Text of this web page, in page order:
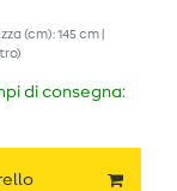
(cm): 145 cm |
)
di consegna: